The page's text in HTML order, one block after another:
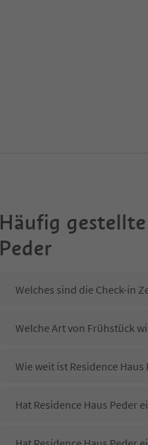
Häufig
Peder
Welches sind die Check-in
Welche Art von Frühstück
Wie weit ist Residence
Hat Residence Haus Peder